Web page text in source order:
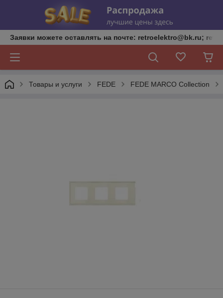
Заявки можете оставлять на почте: retroelektro@bk.ru;
Товары и услуги FEDE FEDE MARCO Collection